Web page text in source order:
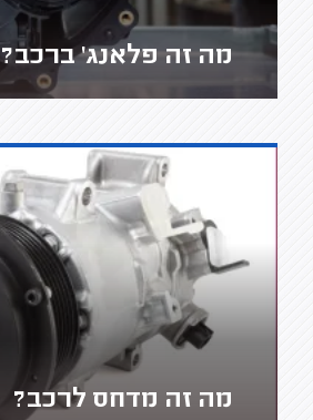
מה זה פלאנג' ברכב?
מה זה מדחס לרכב?